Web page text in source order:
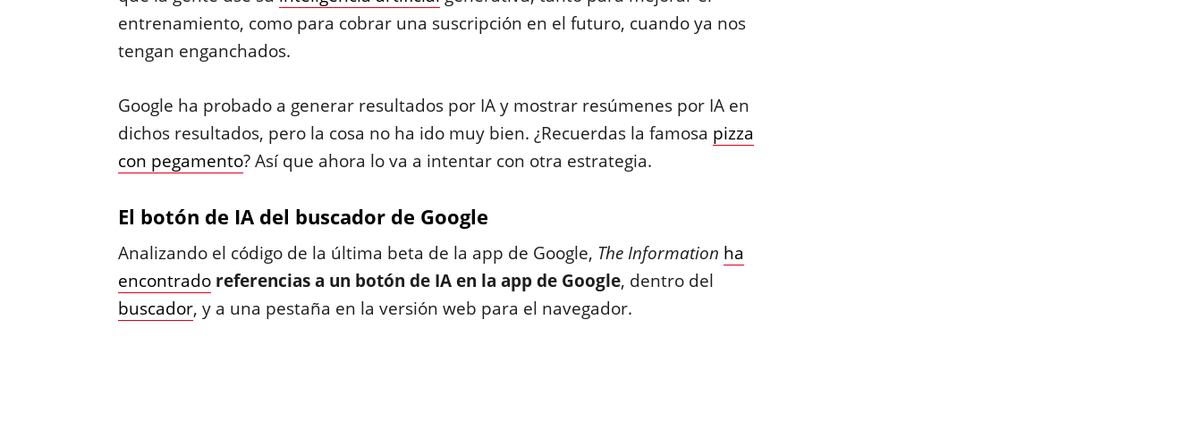
entrenamiento, como para cobrar una suscripción en el futuro, cuando ya nos
tengan enganchados.
Google ha probado a generar resultados por IA y mostrar resúmenes por IA en
dichos resultados, pero la cosa no ha ido muy bien. ¿Recuerdas la famosa pizza
con pegamento? Así que ahora lo va a intentar con otra estrategia.
El botón de IA del buscador de Google
Analizando el código de la última beta de la app de Google, The Information ha
encontrado referencias a un botón de IA en la app de Google, dentro del
buscador, y a una pestaña en la versión web para el navegador.